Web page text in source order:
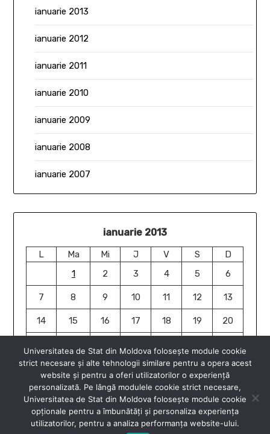
ianuarie 2013
ianuarie 2012
ianuarie 2011
ianuarie 2010
ianuarie 2009
ianuarie 2008
ianuarie 2007
ianuarie 2013
L Ma Mi J V S
D
1
2 3 4 5 6
7 8 9 10 11 12 13
14 15 16 17 18 19 20
28 29 30
31
« ian.
ian. »
Universitatea de Stat din Moldova folosește module cookie
strict necesare și alte tehnologii similare pentru a opera acest
website și pentru a oferi utilizatorilor o experiență
personalizată. Pe lângă modulele cookie strict necesare,
Universitatea de Stat din Moldova folosește module cookie
opționale pentru a îmbunătăți și personaliza experiența
utilizatorilor, pentru a analiza performanța website-ului.